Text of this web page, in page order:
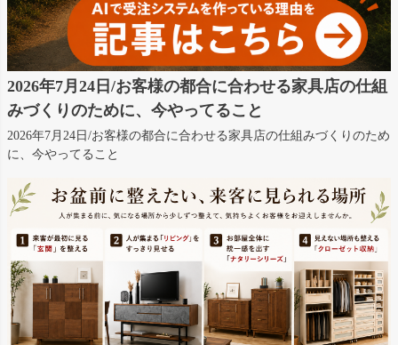
2026年7月24日/お客様の都合に合わせる家具店の仕組
みづくりのために、今やってること
2026年7月24日/お客様の都合に合わせる家具店の仕組みづくりのため
に、今やってること